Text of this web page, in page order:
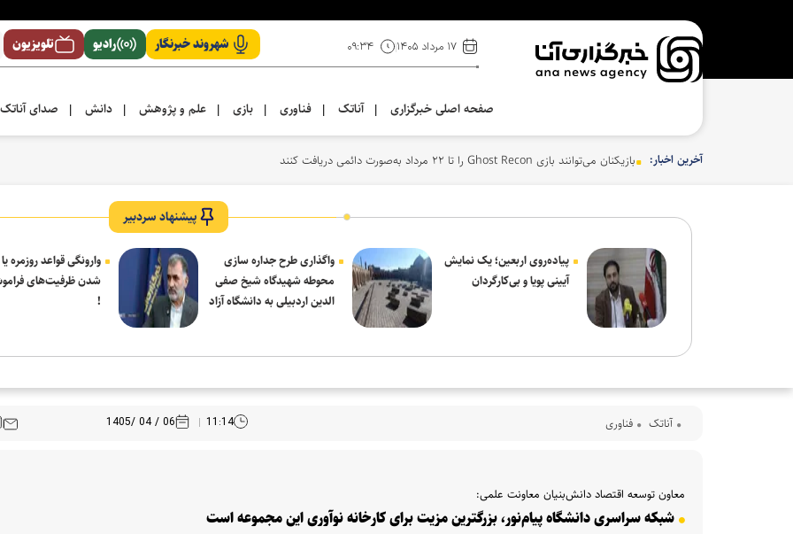
۱۷ مرداد ۱۴۰۵ ۰۹:۳۴ شهروند خبرنگار رادیو تلویزیون
صفحه اصلی خبرگزاری | آناتک | فناوری | بازی | علم و پژوهش | دانش | صدای آناتک
آخرین اخبار: بازیکنان می‌توانند بازی Ghost Recon را تا ۲۲ مرداد به‌صورت دائمی دریافت کنند
پیشنهاد سردبیر
پیاده‌روی اربعین؛ یک نمایش
آیینی پویا و بی‌کارگردان
واگذاری طرح جداره سازی
محوطه شهیدگاه شیخ صفی
الدین اردبیلی به دانشگاه آزاد
وارونگی قواعد روزمره
شدن ظرفیت‌های
!
آناتک فناوری 11:14
06 / 04 /1405
معاون توسعه اقتصاد دانش‌بنیان معاونت علمی:
شبکه سراسری دانشگاه پیام‌نور، بزرگترین مزیت برای کارخانه نوآوری این مجموعه است